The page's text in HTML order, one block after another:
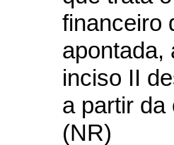
financeiro
apontada,
inciso II
a partir da
(NR)